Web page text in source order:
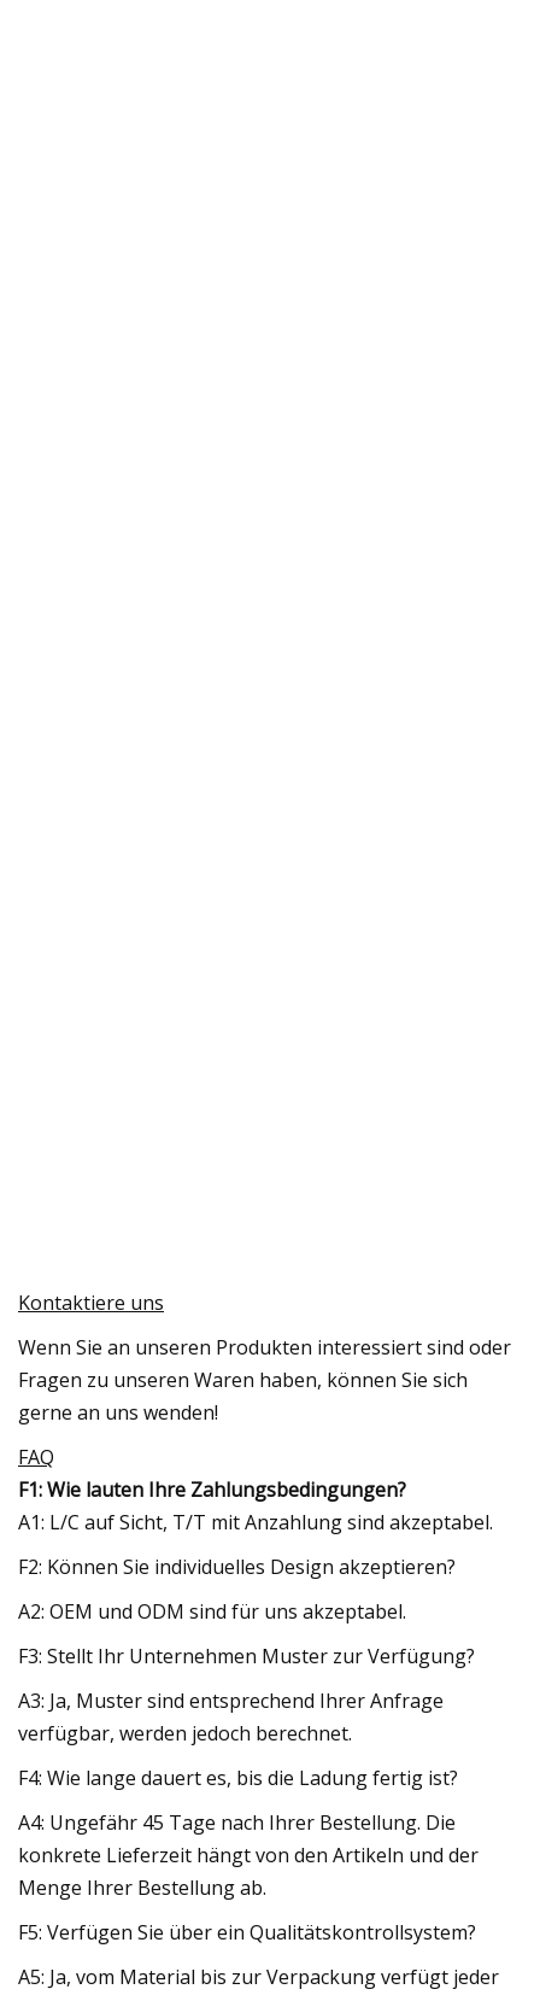
Kontaktiere uns
Wenn Sie an unseren Produkten interessiert sind oder
Fragen zu unseren Waren haben, können Sie sich
gerne an uns wenden!
FAQ
F1: Wie lauten Ihre Zahlungsbedingungen?
A1: L/C auf Sicht, T/T mit Anzahlung sind akzeptabel.
F2: Können Sie individuelles Design akzeptieren?
A2: OEM und ODM sind für uns akzeptabel.
F3: Stellt Ihr Unternehmen Muster zur Verfügung?
A3: Ja, Muster sind entsprechend Ihrer Anfrage
verfügbar, werden jedoch berechnet.
F4: Wie lange dauert es, bis die Ladung fertig ist?
A4: Ungefähr 45 Tage nach Ihrer Bestellung. Die
konkrete Lieferzeit hängt von den Artikeln und der
Menge Ihrer Bestellung ab.
F5: Verfügen Sie über ein Qualitätskontrollsystem?
A5: Ja, vom Material bis zur Verpackung verfügt jeder